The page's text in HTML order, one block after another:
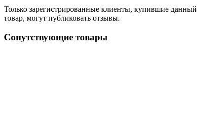
Только зарегистрированные клиенты, купившие данный
товар, могут публиковать отзывы.
Сопутствующие товары